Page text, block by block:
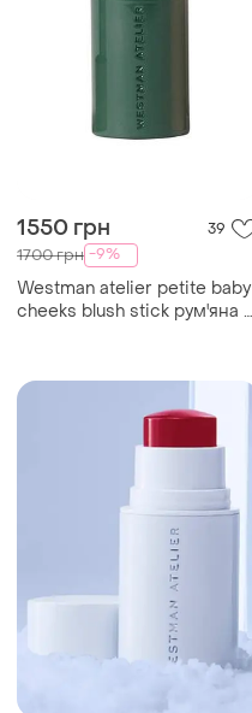
1550 грн 39
1700 грн -9%
Westman atelier petite baby
cheeks blush stick рум'яна у